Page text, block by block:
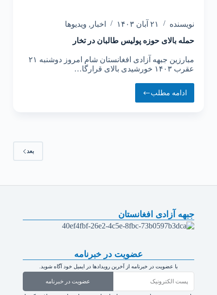
نویسنده ۲۱ آبان ۱۴۰۳ اخبار , ویدیوها
‏حمله بالای حوزه پولیس طالبان در تخار
مبارزین جبهه آزادی افغانستان شام امروز دوشنبه ۲۱
عقرب ۱۴۰۳ خورشیدی بالای قرارگا…
ادامه مطلب
بعد
جبهه آزادی افغانستان
عضویت در خبرنامه
با عضویت در خبرنامه از آخرین رویدادها در ایمیل خود آگاه شوید.
عضویت در خبرنامه